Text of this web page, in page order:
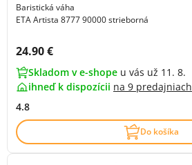
Baristická váha
ETA Artista 8777 90000 strieborná
Cena s DPH:
24.90 €
Skladom v e-shope u vás už 11. 8.
ihneď k dispozícii na 9 predajniach
4.8
Do košíka